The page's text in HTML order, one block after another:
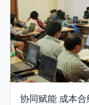
协同赋能 成本